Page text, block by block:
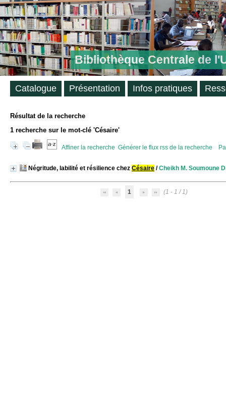
Bibliothèque Centrale de
Résultat de la recherche
1 recherche sur le mot-clé 'Césaire'
Affiner la recherche Générer le flux rss de la recherche
Négritude, labilité et résilience chez Césaire /Cheikh M. Soumoune
1 (1 - 1 / 1)
Catalogue Présentation Infos pratiques